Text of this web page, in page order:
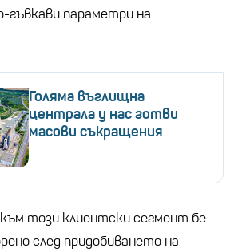
гъвкави параметри на
Голяма въглищна
централа у нас готви
масови съкращения
този клиентски сегмент бе
след придобиването на